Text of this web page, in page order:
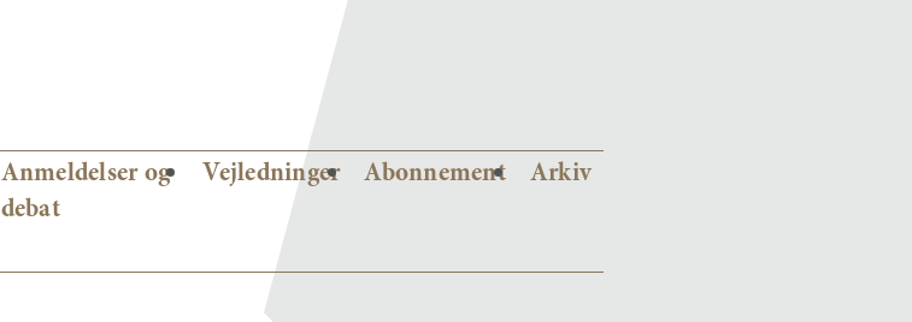
Anmeldelser og
debat
Vejledninger Abonnement Arkiv